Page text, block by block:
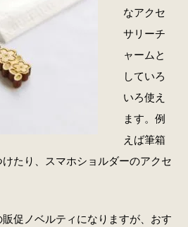
なアクセ
サリーチ
ャームと
していろ
いろ使え
ます。例
えば筆箱
けたり、スマホショルダーのアクセ
促ノベルティになりますが、おす